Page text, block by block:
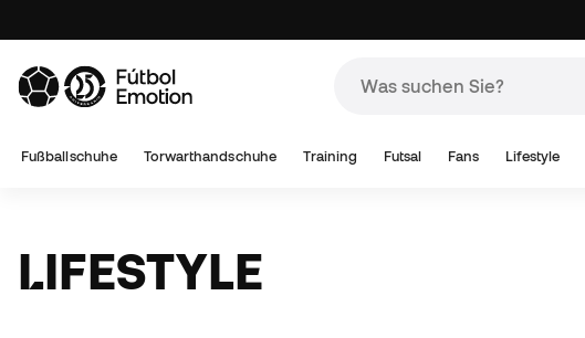
Fußballschuhe Torwarthandschuhe Training Futsal Fans Lifestyle
LIFESTYLE